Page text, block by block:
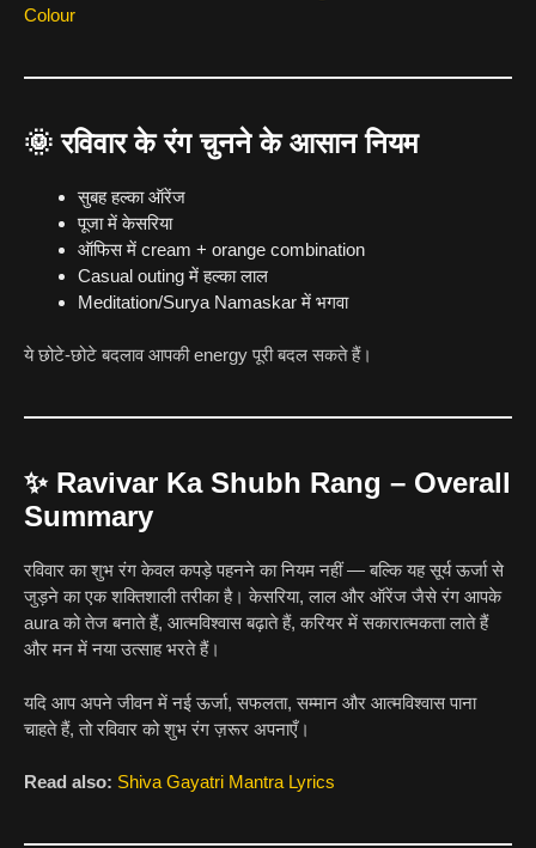
Colour
🌞रविवार के रंग चुनने के आसान नियम
सुबह हल्का ऑरेंज
पूजा में केसरिया
ऑफिस में cream + orange combination
Casual outing में हल्का लाल
Meditation/Surya Namaskar में भगवा
ये छोटे-छोटे बदलाव आपकी energy पूरी बदल सकते हैं।
✨ Ravivar Ka Shubh Rang – Overall
Summary
रविवार का शुभ रंग केवल कपड़े पहनने का नियम नहीं — बल्कि यह सूर्य ऊर्जा से
जुड़ने का एक शक्तिशाली तरीका है। केसरिया, लाल और ऑरेंज जैसे रंग आपके
aura को तेज बनाते हैं, आत्मविश्वास बढ़ाते हैं, करियर में सकारात्मकता लाते हैं
और मन में नया उत्साह भरते हैं।
यदि आप अपने जीवन में नई ऊर्जा, सफलता, सम्मान और आत्मविश्वास पाना
चाहते हैं, तो रविवार को शुभ रंग ज़रूर अपनाएँ।
Read also: Shiva Gayatri Mantra Lyrics